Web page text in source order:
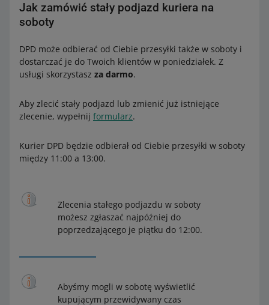
Jak zamówić stały podjazd kuriera na
soboty
DPD może odbierać od Ciebie przesyłki także w soboty i
dostarczać je do Twoich klientów w poniedziałek. Z
usługi skorzystasz za darmo.
Aby zlecić stały podjazd lub zmienić już istniejące
zlecenie, wypełnij formularz.
Kurier DPD będzie odbierał od Ciebie przesyłki w soboty
między 11:00 a 13:00.
Zlecenia stałego podjazdu w soboty
możesz zgłaszać najpóźniej do
poprzedzającego je piątku do 12:00.
Abyśmy mogli w sobotę wyświetlić
kupującym przewidywany czas